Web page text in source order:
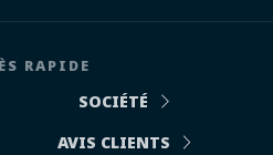
RAPIDE
SOCIÉTÉ
AVIS CLIENTS